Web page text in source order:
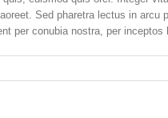
Sed pharetra lectus in arcu
per conubia nostra, per inceptos